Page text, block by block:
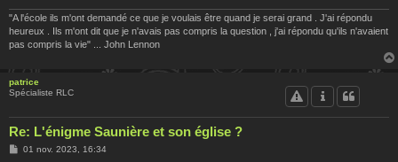
"A l'école ils m'ont demandé ce que je voulais être quand je serai grand . J'ai répondu
heureux . Ils m'ont dit que je n'avais pas compris la question , j'ai répondu qu'ils n'avaient
pas compris la vie" ... John Lennon
patrice
Spécialiste RLC
Re: L'énigme Saunière et son église ?
M01 nov. 2023, 16:34